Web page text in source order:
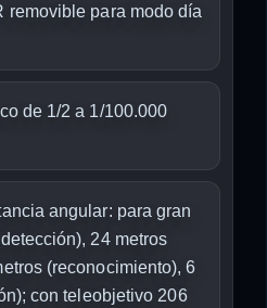
removible para modo día
de 1/2 a 1/100.000
angular: para gran
24 metros
(reconocimiento), 6
con teleobjetivo 206